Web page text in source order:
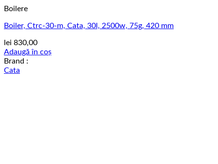
Boilere
Boiler, Ctrc-30-m, Cata, 30l, 2500w, 75g, 420 mm
lei 830,00
Adaugă în coș
Brand :
Cata